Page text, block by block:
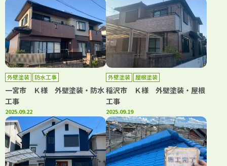
外壁塗装 防水工事
一宮市 Ｋ様 外壁塗装・防水
工事
2025.09.22
外壁塗装 屋根塗装
稲沢市 Ｋ様 外壁塗装・屋根
工事
2025.09.19